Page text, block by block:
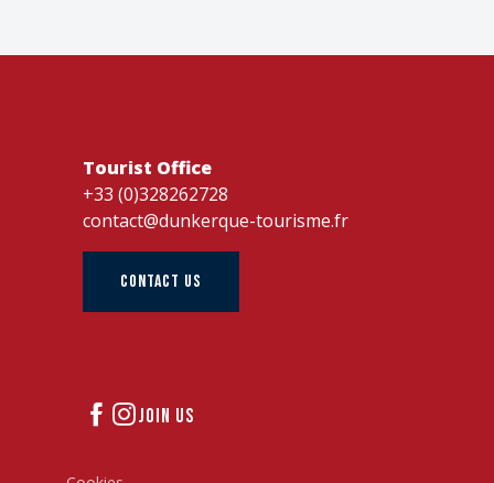
Tourist Office
+33 (0)328262728
contact@dunkerque-tourisme.fr
CONTACT US
JOIN US